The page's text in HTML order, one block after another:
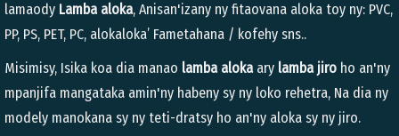
lamaody Lamba aloka, Anisan'izany ny fitaovana aloka toy ny: PVC,
PP, PS, PET, PC, alokaloka’ Fametahana / kofehy sns..
Misimisy, Isika koa dia manao lamba alokaary lamba jiro ho an'ny
mpanjifa mangataka amin'ny habeny sy ny loko rehetra, Na dia ny
modely manokana sy ny teti-dratsy ho an'ny aloka sy ny jiro.